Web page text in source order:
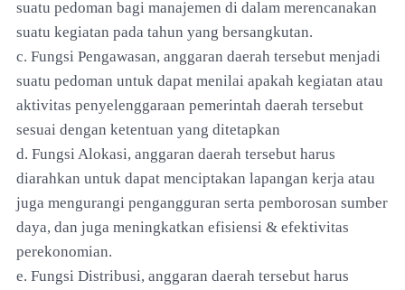
suatu pedoman bagi manajemen di dalam merencanakan
suatu kegiatan pada tahun yang bersangkutan.
c. Fungsi Pengawasan, anggaran daerah tersebut menjadi
suatu pedoman untuk dapat menilai apakah kegiatan atau
aktivitas penyelenggaraan pemerintah daerah tersebut
sesuai dengan ketentuan yang ditetapkan
d. Fungsi Alokasi, anggaran daerah tersebut harus
diarahkan untuk dapat menciptakan lapangan kerja atau
juga mengurangi pengangguran serta pemborosan sumber
daya, dan juga meningkatkan efisiensi & efektivitas
perekonomian.
e. Fungsi Distribusi, anggaran daerah tersebut harus